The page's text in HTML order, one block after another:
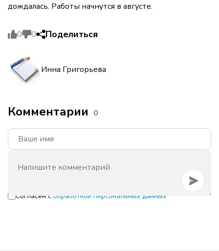
дождалась. Работы начнутся в августе.
0 0 Поделиться
Инна Григорьева
Комментарии 0
Согласен с обработкой персональных данных